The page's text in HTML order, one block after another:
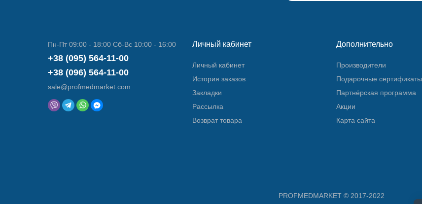
Пн-Пт 09:00 - 18:00 Сб-Вс 10:00 - 16:00
+38 (095) 564-11-00
+38 (096) 564-11-00
sale@profmedmarket.com
Личный кабинет
Личный кабинет
История заказов
Закладки
Рассылка
Возврат товара
Дополнительно
Производители
Подарочные сертификаты
Партнёрская программа
Акции
Карта сайта
PROFMEDMARKET © 2017-2022